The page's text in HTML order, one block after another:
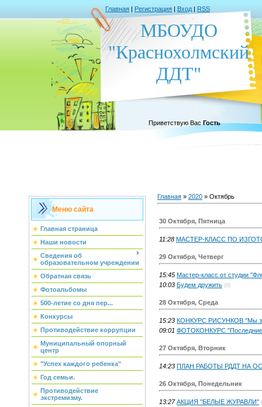
Главная | Регистрация | Вход | RSS
МБОУДО
"Краснохолмский
ДДТ"
Приветствую Вас Гость
Меню сайта
Главная страница
Наши новости
Сведения об
образовательном учреждении
Обратная связь
Фотоальбомы
500-летие со дня пер...
Конкурсы
Противодействие коррупции
Муниципальный опорный
центр
"Успех каждого ребенка"
Год семьи.
Противодействие
экстремизму.
Главная » 2020 » Октябрь
30 Октября, Пятница
11:28 МАСТЕР-КЛАСС ПО
29 Октября, Четверг
15:45 Мастер-класс от студии
10:03 Будем дружить (0)
28 Октября, Среда
15:23 КОНКУРС РИСУНКОВ "Мы
09:01 ФОТОКОНКУРС "Последние
27 Октября, Вторник
14:23 ПЛАН РАБОТЫ РДДТ НА
26 Октября, Понедельник
13:27 АКЦИЯ "БЕЛЫЕ ЖУРАВЛИ"